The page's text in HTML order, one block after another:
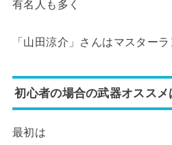
有名人も多く
「山田涼介」さんはマスター
初心者の場合の武器オススメ
最初は